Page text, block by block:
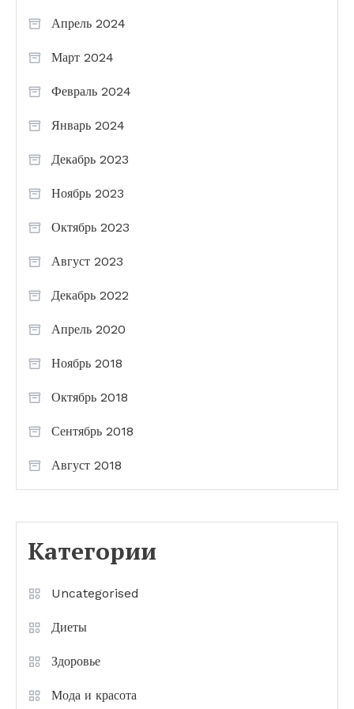
Апрель 2024
Март 2024
Февраль 2024
Январь 2024
Декабрь 2023
Ноябрь 2023
Октябрь 2023
Август 2023
Декабрь 2022
Апрель 2020
Ноябрь 2018
Октябрь 2018
Сентябрь 2018
Август 2018
Категории
Uncategorised
Диеты
Здоровье
Мода и красота